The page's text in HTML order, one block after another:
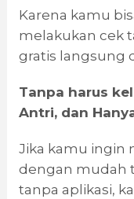
Karena kamu
melakukan cek
gratis langsung
Tanpa harus
Antri, dan
Jika kamu ingin
dengan mudah
tanpa aplikasi,